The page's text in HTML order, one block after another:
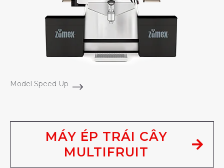
Model Speed Up
MÁY ÉP TRÁI CÂY
MULTIFRUIT